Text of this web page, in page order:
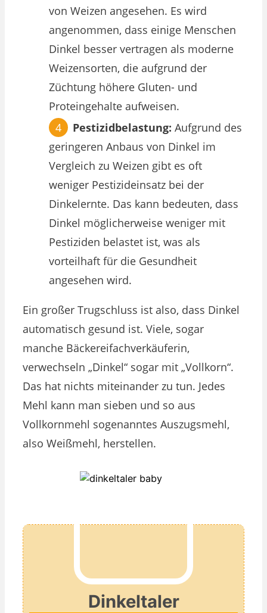
von Weizen angesehen. Es wird
angenommen, dass einige Menschen
Dinkel besser vertragen als moderne
Weizensorten, die aufgrund der
Züchtung höhere Gluten- und
Proteingehalte aufweisen.
Pestizidbelastung: Aufgrund des
geringeren Anbaus von Dinkel im
Vergleich zu Weizen gibt es oft
weniger Pestizideinsatz bei der
Dinkelernte. Das kann bedeuten, dass
Dinkel möglicherweise weniger mit
Pestiziden belastet ist, was als
vorteilhaft für die Gesundheit
angesehen wird.
Ein großer Trugschluss ist also, dass Dinkel
automatisch gesund ist. Viele, sogar
manche Bäckereifachverkäuferin,
verwechseln „Dinkel“ sogar mit „Vollkorn“.
Das hat nichts miteinander zu tun. Jedes
Mehl kann man sieben und so aus
Vollkornmehl sogenanntes Auszugsmehl,
also Weißmehl, herstellen.
Dinkeltaler